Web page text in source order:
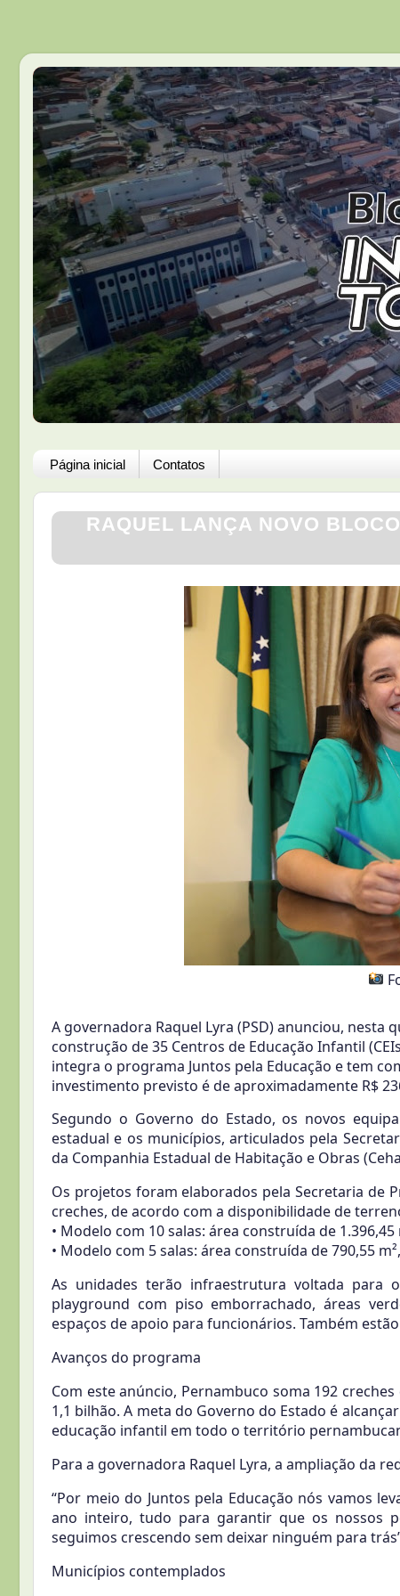
Página inicial Contatos
RAQUEL LANÇA NOVO
A governadora Raquel Lyra (PSD) anunciou,
construção de 35 Centros de Educação Infantil
integra o programa Juntos pela Educação e tem
investimento previsto é de aproximadamente R$
Segundo o Governo do Estado, os novos
estadual e os municípios, articulados pela
da Companhia Estadual de Habitação e Obras
Os projetos foram elaborados pela Secretaria de
creches, de acordo com a disponibilidade de
• Modelo com 10 salas: área construída de
• Modelo com 5 salas: área construída de 790,55
As unidades terão infraestrutura voltada para
playground com piso emborrachado, áreas
espaços de apoio para funcionários. Também
Avanços do programa
Com este anúncio, Pernambuco soma 192
1,1 bilhão. A meta do Governo do Estado é
educação infantil em todo o território
Para a governadora Raquel Lyra, a ampliação da
“Por meio do Juntos pela Educação nós vamos
ano inteiro, tudo para garantir que os nossos
seguimos crescendo sem deixar ninguém para
Municípios contemplados